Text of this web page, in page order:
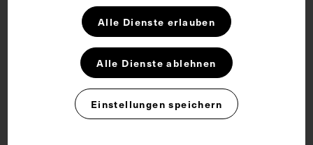
Antibiotikum
Bakteriologie
Serologie
Alle Dienste erlauben
Alle Dienste ablehnen
Einstellungen speichern